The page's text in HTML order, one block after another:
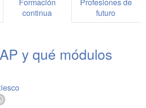
Formación
continua
Profesiones de
futuro
y qué módulos